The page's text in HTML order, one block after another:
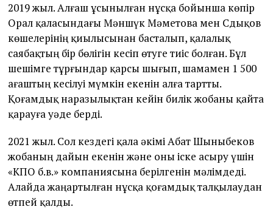
2019 жыл. Алғаш ұсынылған нұсқа бойынша көпір
Орал қаласындағы Мәншүк Мәметова мен Сдықов
көшелерінің қиылысынан басталып, қалалық
саябақтың бір бөлігін кесіп өтуге тиіс болған. Бұл
шешімге тұрғындар қарсы шығып, шамамен 1 500
ағаштың кесілуі мүмкін екенін алға тартты.
Қоғамдық наразылықтан кейін билік жобаны қайта
қарауға уәде берді.
2021 жыл. Сол кездегі қала әкімі Абат Шыныбеков
жобаның дайын екенін және оны іске асыру үшін
«КПО б.в.» компаниясына берілгенін мәлімдеді.
Алайда жаңартылған нұсқа қоғамдық талқылаудан
өтпей қалды.